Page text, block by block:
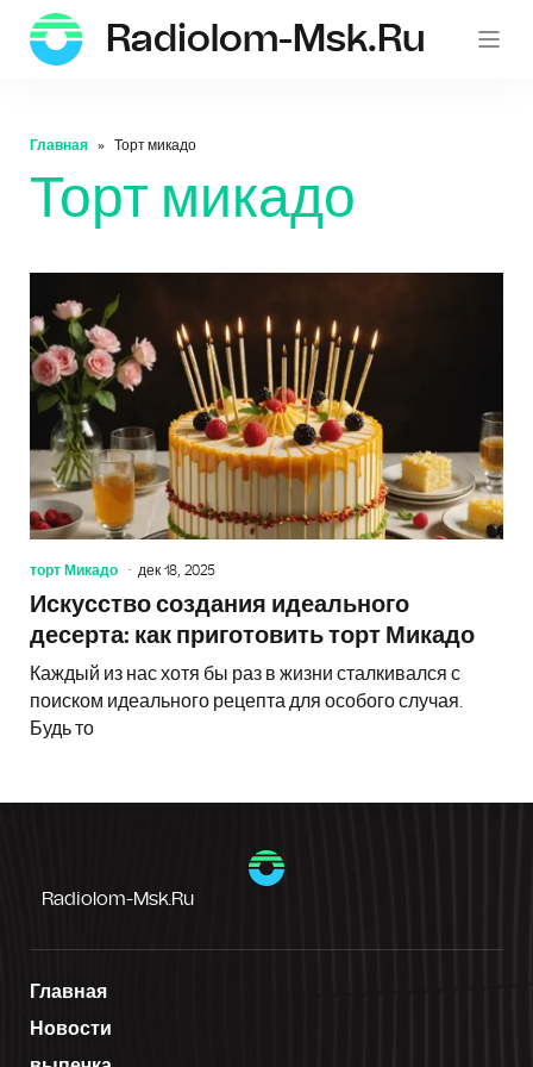
Radiolom-Msk.ru
Главная Торт микадо
Торт микадо
торт Микадо дек 18, 2025
Искусство создания идеального
десерта: как приготовить торт Микадо
Каждый из нас хотя бы раз в жизни сталкивался с
поиском идеального рецепта для особого случая.
Будь то
Radiolom-Msk.ru
Главная
Новости